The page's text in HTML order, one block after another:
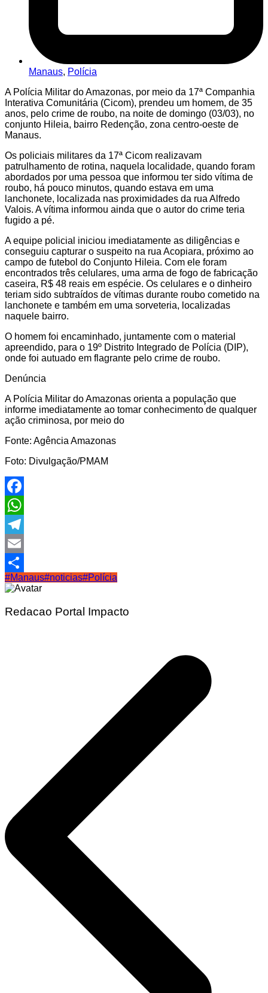
Manaus, Polícia
A Polícia Militar do Amazonas, por meio da 17ª Companhia
Interativa Comunitária (Cicom), prendeu um homem, de 35
anos, pelo crime de roubo, na noite de domingo (03/03), no
conjunto Hileia, bairro Redenção, zona centro-oeste de
Manaus.
Os policiais militares da 17ª Cicom realizavam
patrulhamento de rotina, naquela localidade, quando foram
abordados por uma pessoa que informou ter sido vítima de
roubo, há pouco minutos, quando estava em uma
lanchonete, localizada nas proximidades da rua Alfredo
Valois. A vítima informou ainda que o autor do crime teria
fugido a pé.
A equipe policial iniciou imediatamente as diligências e
conseguiu capturar o suspeito na rua Acopiara, próximo ao
campo de futebol do Conjunto Hileia. Com ele foram
encontrados três celulares, uma arma de fogo de fabricação
caseira, R$ 48 reais em espécie. Os celulares e o dinheiro
teriam sido subtraídos de vítimas durante roubo cometido na
lanchonete e também em uma sorveteria, localizadas
naquele bairro.
O homem foi encaminhado, juntamente com o material
apreendido, para o 19º Distrito Integrado de Polícia (DIP),
onde foi autuado em flagrante pelo crime de roubo.
Denúncia
A Polícia Militar do Amazonas orienta a população que
informe imediatamente ao tomar conhecimento de qualquer
ação criminosa, por meio do
Fonte: Agência Amazonas
Foto: Divulgação/PMAM
Facebook
WhatsApp
Telegram
Email
Share
#Manaus#noticias#Polícia
Redacao Portal Impacto